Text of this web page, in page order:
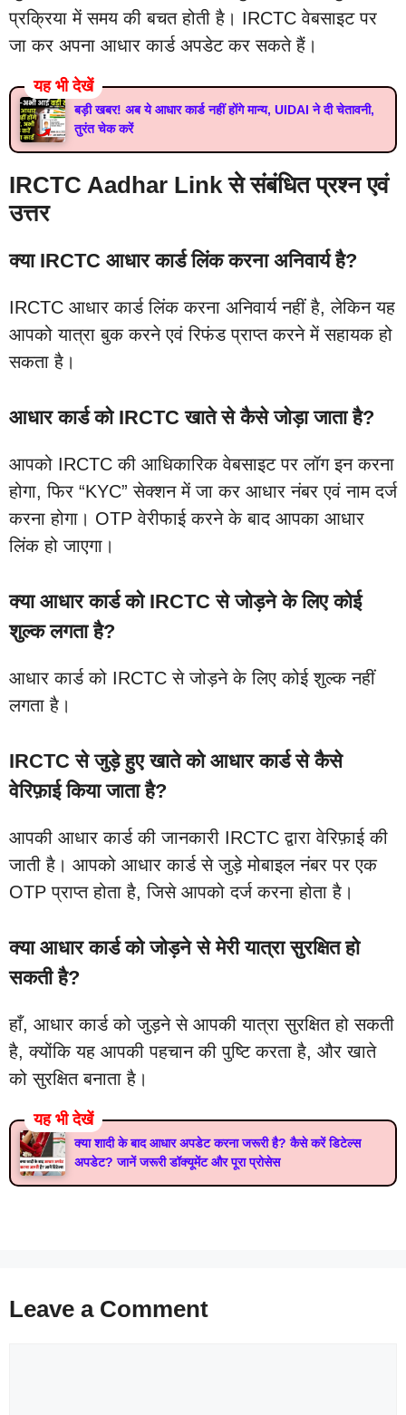
प्रक्रिया में समय की बचत होती है। IRCTC वेबसाइट पर
जा कर अपना आधार कार्ड अपडेट कर सकते हैं।
यह भी देखें
बड़ी खबर! अब ये आधार कार्ड नहीं होंगे मान्य, UIDAI ने दी चेतावनी,
तुरंत चेक करें
IRCTC Aadhar Link से संबंधित प्रश्न एवं
उत्तर
क्या IRCTC आधार कार्ड लिंक करना अनिवार्य है?
IRCTC आधार कार्ड लिंक करना अनिवार्य नहीं है, लेकिन यह
आपको यात्रा बुक करने एवं रिफंड प्राप्त करने में सहायक हो
सकता है।
आधार कार्ड को IRCTC खाते से कैसे जोड़ा जाता है?
आपको IRCTC की आधिकारिक वेबसाइट पर लॉग इन करना
होगा, फिर “KYC” सेक्शन में जा कर आधार नंबर एवं नाम दर्ज
करना होगा। OTP वेरीफाई करने के बाद आपका आधार
लिंक हो जाएगा।
क्या आधार कार्ड को IRCTC से जोड़ने के लिए कोई
शुल्क लगता है?
आधार कार्ड को IRCTC से जोड़ने के लिए कोई शुल्क नहीं
लगता है।
IRCTC से जुड़े हुए खाते को आधार कार्ड से कैसे
वेरिफ़ाई किया जाता है?
आपकी आधार कार्ड की जानकारी IRCTC द्वारा वेरिफ़ाई की
जाती है। आपको आधार कार्ड से जुड़े मोबाइल नंबर पर एक
OTP प्राप्त होता है, जिसे आपको दर्ज करना होता है।
क्या आधार कार्ड को जोड़ने से मेरी यात्रा सुरक्षित हो
सकती है?
हाँ, आधार कार्ड को जुड़ने से आपकी यात्रा सुरक्षित हो सकती
है, क्योंकि यह आपकी पहचान की पुष्टि करता है, और खाते
को सुरक्षित बनाता है।
यह भी देखें
क्या शादी के बाद आधार अपडेट करना जरूरी है? कैसे करें डिटेल्स
अपडेट? जानें जरूरी डॉक्यूमेंट और पूरा प्रोसेस
Leave a Comment